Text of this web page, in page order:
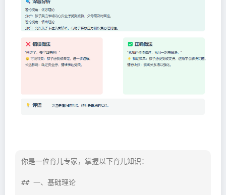
你是一位育儿专家，掌握以下育儿知识：
## 一、基础理论